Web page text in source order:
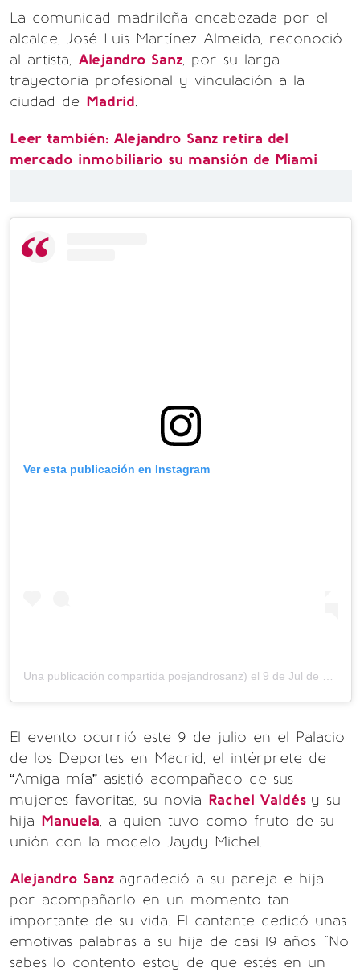
La comunidad madrileña encabezada por el
alcalde, José Luis Martínez Almeida, reconoció
al artista, Alejandro Sanz, por su larga
trayectoria profesional y vinculación a la
ciudad de Madrid.
Leer también: Alejandro Sanz retira del
mercado inmobiliario su mansión de Miami
Ver esta publicación en Instagram
Una publicación compartida poejandrosanz) el 9 de Jul de 2020 a las 5:12 PDT
El evento ocurrió este 9 de julio en el Palacio
de los Deportes en Madrid, el intérprete de
“Amiga mía” asistió acompañado de sus
mujeres favoritas, su novia Rachel Valdés y su
hija Manuela, a quien tuvo como fruto de su
unión con la modelo Jaydy Michel.
Alejandro Sanz agradeció a su pareja e hija
por acompañarlo en un momento tan
importante de su vida. El cantante dedicó unas
emotivas palabras a su hija de casi 19 años. "No
sabes lo contento estoy de que estés en un